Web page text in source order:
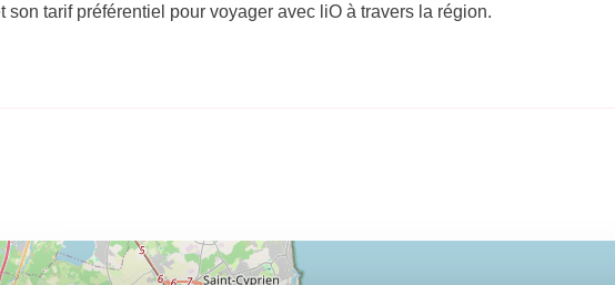
tarif préférentiel pour voyager avec liO à travers la région.